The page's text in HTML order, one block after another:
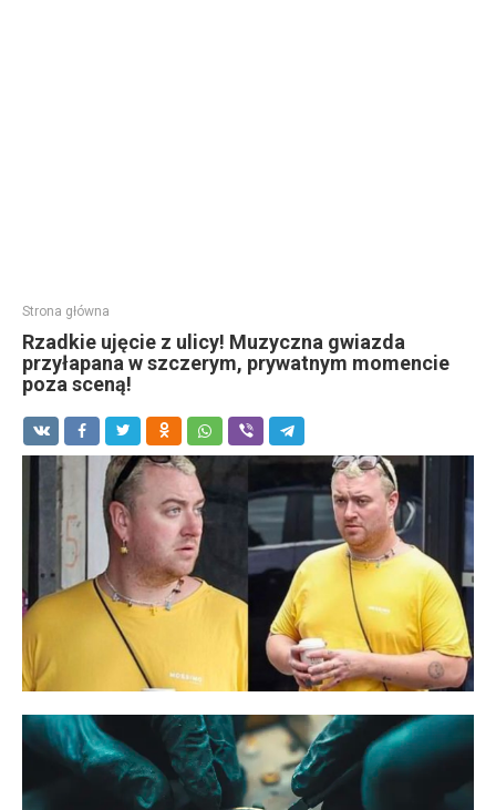
Strona główna
Rzadkie ujęcie z ulicy! Muzyczna gwiazda
przyłapana w szczerym, prywatnym momencie
poza sceną!